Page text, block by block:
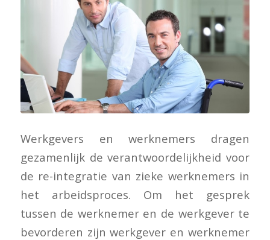
Werkgevers en werknemers dragen
gezamenlijk de verantwoordelijkheid voor
de re-integratie van zieke werknemers in
het arbeidsproces. Om het gesprek
tussen de werknemer en de werkgever te
bevorderen zijn werkgever en werknemer